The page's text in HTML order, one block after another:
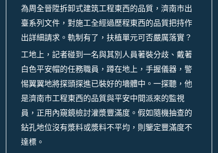
為周全晉陞拆卸式建筑工程東西的品質，濟南市出
臺系列文件，對施工全經過歷程東西的品質把持作
出詳細請求。軌制有了，扶植單元可否嚴厲落實？
工地上，記者碰到一名與其別人員著裝分歧、戴著
白色平安帽的任務職員，蹲在地上，手握儀器，警
惕翼翼地將探頭探進已裝好的墻體中。一探聽，他
是濟南市工程東西的品質與平安中間派來的監視
員，正用內窺鏡檢討灌漿豐滿度。假如隨機抽查的
鉆孔地位沒有漿料或漿料不平均，則鑒定豐滿度不
達標。